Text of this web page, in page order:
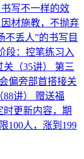
写不一样的效
材施教，不抛弃
不丢人”的书写目
段：控笔练习入
（35讲） 第三
偏旁部首搭接关
讲） 赠送福
更新内容，期
100人，涨到199